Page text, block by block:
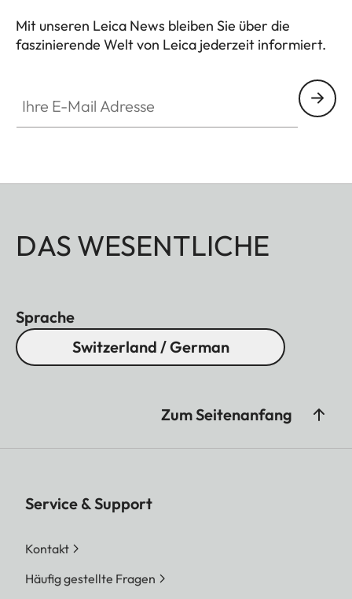
Mit unseren Leica News bleiben Sie über die
faszinierende Welt von Leica jederzeit informiert.
DAS WESENTLICHE
Sprache
Switzerland / German
Zum Seitenanfang
Service & Support
Kontakt
Häufig gestellte Fragen